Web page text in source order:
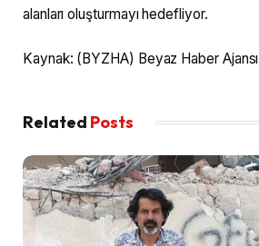
alanları oluşturmayı hedefliyor.
Kaynak: (BYZHA) Beyaz Haber Ajansı
Related Posts